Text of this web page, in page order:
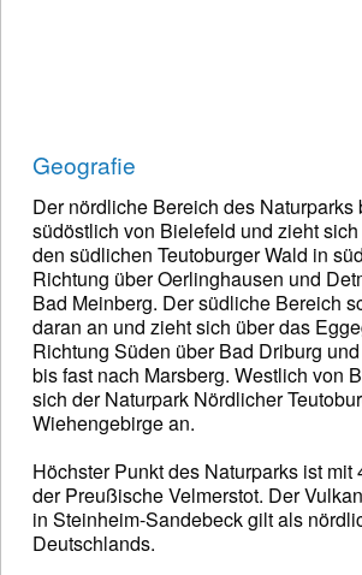
Geografie
Der nördliche Bereich des Naturparks
südöstlich von Bielefeld und zieht
den südlichen Teutoburger Wald in
Richtung über Oerlinghausen und
Bad Meinberg. Der südliche Bereich
daran an und zieht sich über das
Richtung Süden über Bad Driburg
bis fast nach Marsberg. Westlich von
sich der Naturpark Nördlicher
Wiehengebirge an.
Höchster Punkt des Naturparks ist mit
der Preußische Velmerstot. Der
in Steinheim-Sandebeck gilt als
Deutschlands.